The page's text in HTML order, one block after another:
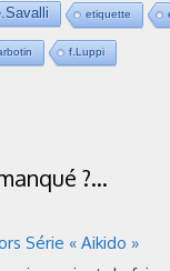
etiquette
f.Luppi
?…
Série « Aikido »